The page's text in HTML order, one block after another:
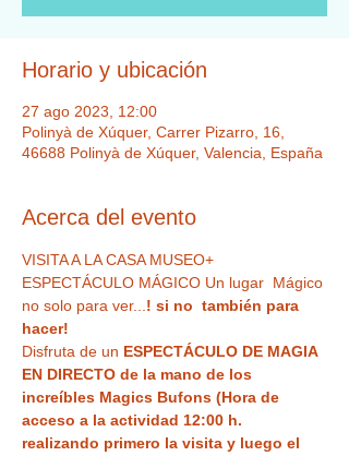
Horario y ubicación
27 ago 2023, 12:00
Polinyà de Xúquer, Carrer Pizarro, 16,
46688 Polinyà de Xúquer, Valencia, España
Acerca del evento
VISITA A LA CASA MUSEO+
ESPECTÁCULO MÁGICO Un lugar  Mágico
no solo para ver... ! si no  también para
hacer!
Disfruta de un ESPECTÁCULO DE MAGIA
EN DIRECTO de la mano de los
increíbles Magics Bufons (Hora de
acceso a la actividad 12:00 h.
realizando primero la visita y luego el